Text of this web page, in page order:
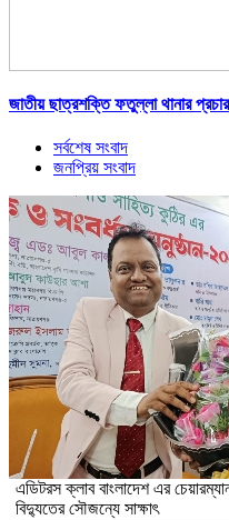
জাতীয় ছাত্রশক্তি ফতুল্লা থানার
সর্বশেষ সংবাদ
জনপ্রিয় সংবাদ
এডিটরস ক্লাব বাংলাদেশ এর
বিদ্যুতের সৌজন্যে সাক্ষাৎ